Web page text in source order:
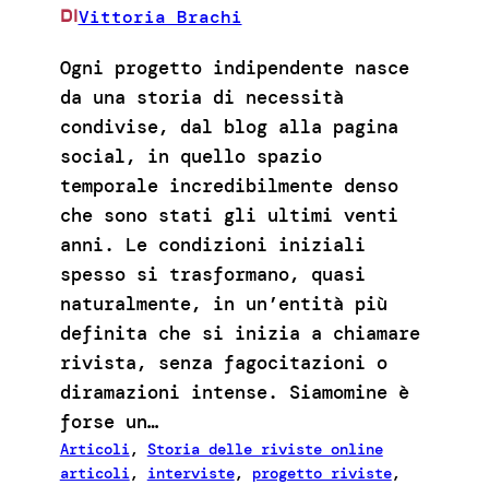
DIVittoria Brachi
Ogni progetto indipendente nasce
da una storia di necessità
condivise, dal blog alla pagina
social, in quello spazio
temporale incredibilmente denso
che sono stati gli ultimi venti
anni. Le condizioni iniziali
spesso si trasformano, quasi
naturalmente, in un’entità più
definita che si inizia a chiamare
rivista, senza fagocitazioni o
diramazioni intense. Siamomine è
forse un…
Articoli, Storia delle riviste online
articoli, interviste, progetto riviste